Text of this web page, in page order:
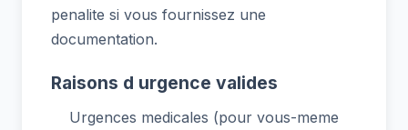
penalite si vous fournissez une
documentation.
Raisons d urgence valides
Urgences medicales (pour vous-meme